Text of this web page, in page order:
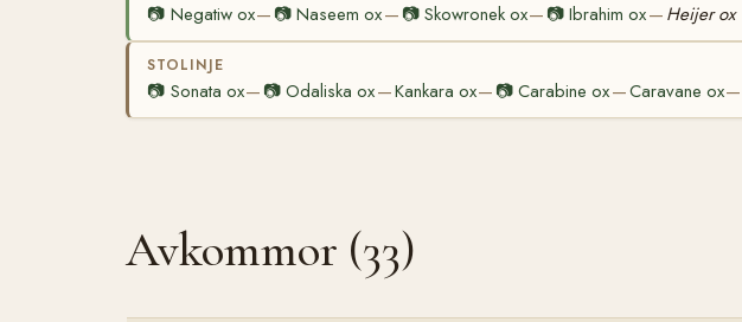
📷 Negatiw ox— 📷Naseem ox— 📷 Skowronek ox— 📷 Ibrahim ox— Heijer ox
STOLINJE
📷 Sonata ox— 📷Odaliska ox—Kankara ox— 📷Carabine ox—Caravane ox—
Avkommor (33)